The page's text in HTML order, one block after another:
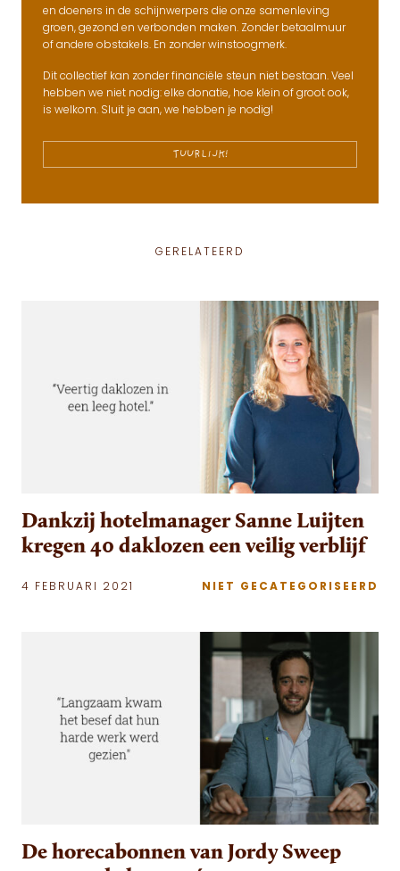
en doeners in de schijnwerpers die onze samenleving
groen, gezond en verbonden maken. Zonder betaalmuur
of andere obstakels. En zonder winstoogmerk.
Dit collectief kan zonder financiële steun niet bestaan. Veel
hebben we niet nodig: elke donatie, hoe klein of groot ook,
is welkom. Sluit je aan, we hebben je nodig!
TUURLIJK!
GERELATEERD
Dankzij hotelmanager Sanne Luijten
kregen 40 daklozen een veilig verblijf
4 FEBRUARI 2021 NIET GECATEGORISEERD
De horecabonnen van Jordy Sweep